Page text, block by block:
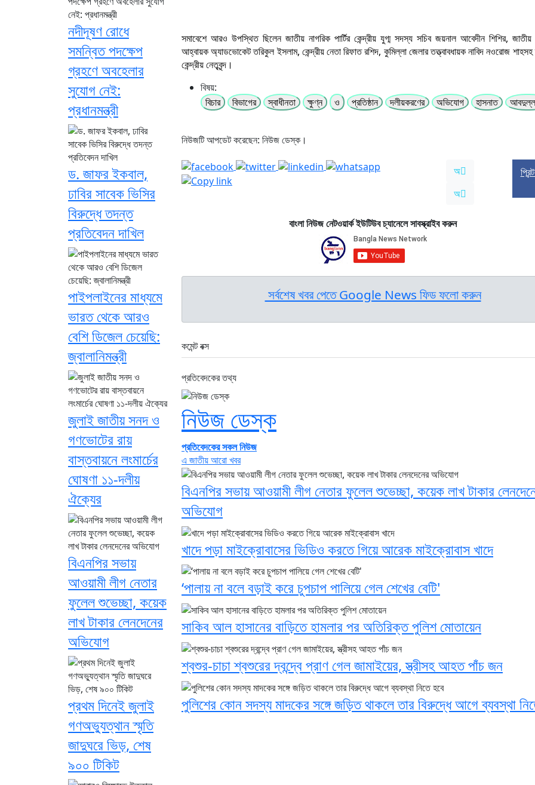
সমাবেশে আরও উপস্থিত ছিলেন জাতীয় নাগরিক পার্টির কেন্দ্রীয় যুগ্ম সদস্য সচিব জয়নাল আবেদীন শিশির,
আহ্বায়ক অ্যাডভোকেট তরিকুল ইসলাম, কেন্দ্রীয় নেতা রিফাত রশিদ, কুমিল্লা জেলার তত্ত্বাবধায়ক নাবিদ নওরোজ শাহসহ
কেন্দ্রীয় নেতৃবৃন্দ।
বিষয়:
বিচার
বিভাগের স্বাধীনতা ক্ষুণ্ন ও প্রতিষ্ঠান দলীয়করণের অভিযোগ হাসনাত
নিউজটি আপডেট করেছেন: নিউজ ডেস্ক।
অ
অ
বাংলা নিউজ নেটওয়ার্ক ইউটিউব চ্যানেলে সাবস্ক্রাইব করুন
সর্বশেষ খবর পেতে Google News ফিড ফলো করুন
কমেন্ট বক্স
প্রতিবেদকের তথ্য
নিউজ ডেস্ক
প্রতিবেদকের সকল নিউজ
এ জাতীয় আরো খবর
বিএনপির সভায় আওয়ামী লীগ নেতার ফুলেল শুভেচ্ছা, কয়েক লাখ টাকার
অভিযোগ
খাদে পড়া মাইক্রোবাসের ভিডিও করতে গিয়ে আরেক মাইক্রোবাস খাদে
‘পালায় না বলে বড়াই করে চুপচাপ পালিয়ে গেল শেখের বেটি'
সাকিব আল হাসানের বাড়িতে হামলার পর অতিরিক্ত পুলিশ মোতায়েন
শ্বশুর-চাচা শ্বশুরের দ্বন্দ্বে প্রাণ গেল জামাইয়ের, স্ত্রীসহ আহত পাঁচ জন
পুলিশের কোন সদস্য মাদকের সঙ্গে জড়িত থাকলে তার বিরুদ্ধে আগে ব্যবস্থা
নদীদূষণ রোধে
সমন্বিত পদক্ষেপ
গ্রহণে অবহেলার
সুযোগ নেই:
প্রধানমন্ত্রী
ড. জাফর ইকবাল,
ঢাবির সাবেক ভিসির
বিরুদ্ধে তদন্ত
প্রতিবেদন দাখিল
পাইপলাইনের মাধ্যমে
ভারত থেকে আরও
বেশি ডিজেল চেয়েছি:
জ্বালানিমন্ত্রী
জুলাই জাতীয় সনদ ও
গণভোটের রায়
বাস্তবায়নে লংমার্চের
ঘোষণা ১১-দলীয়
ঐক্যের
বিএনপির সভায়
আওয়ামী লীগ নেতার
ফুলেল শুভেচ্ছা, কয়েক
লাখ টাকার লেনদেনের
অভিযোগ
প্রথম দিনেই জুলাই
গণঅভ্যুত্থান স্মৃতি
জাদুঘরে ভিড়, শেষ
৯০০ টিকিট